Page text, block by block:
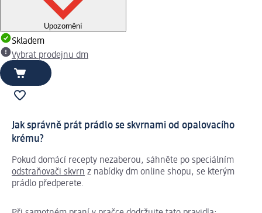
Upozornění
Skladem
Vybrat prodejnu dm
Jak správně prát prádlo se skvrnami od opalovacího
krému?
Pokud domácí recepty nezaberou, sáhněte po speciálním
odstraňovači skvrn z nabídky dm online shopu, se kterým
prádlo předperete.